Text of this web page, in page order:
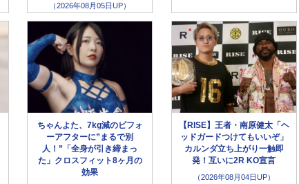
（2026年08月05日UP）
ちゃんよた、7kg減のビフォ
ーアフターに”まるで別
人！”「全身が引き締まっ
た」クロスフィット8ヶ月の
効果
【RISE】王者・南原健太「ヘ
ッドガードつけてもいいぞ」
カルンダ立ち上がり一触即
発！互いに2R KO宣言
（2026年08月04日UP）